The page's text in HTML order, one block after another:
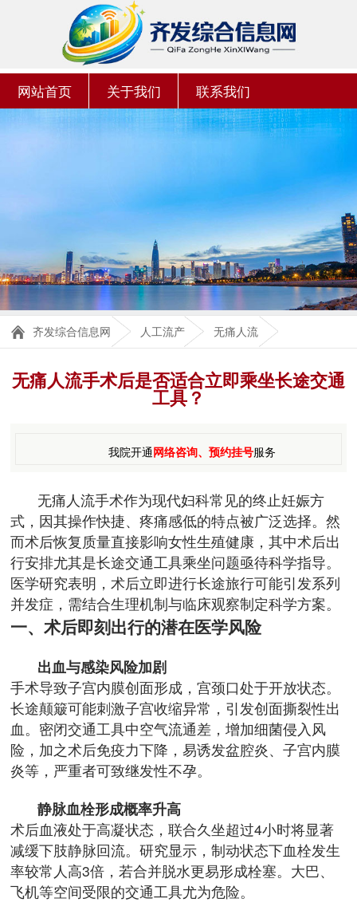
网站首页 关于我们 联系我们
齐发综合信息网 人工流产 无痛人流
无痛人流手术后是否适合立即乘坐长途交通
工具？
我院开通网络咨询、预约挂号服务
无痛人流手术作为现代妇科常见的终止妊娠方
式，因其操作快捷、疼痛感低的特点被广泛选择。然
而术后恢复质量直接影响女性生殖健康，其中术后出
行安排尤其是长途交通工具乘坐问题亟待科学指导。
医学研究表明，术后立即进行长途旅行可能引发系列
并发症，需结合生理机制与临床观察制定科学方案。
一、术后即刻出行的潜在医学风险
出血与感染风险加剧
手术导致子宫内膜创面形成，宫颈口处于开放状态。
长途颠簸可能刺激子宫收缩异常，引发创面撕裂性出
血。密闭交通工具中空气流通差，增加细菌侵入风
险，加之术后免疫力下降，易诱发盆腔炎、子宫内膜
炎等，严重者可致继发性不孕。
静脉血栓形成概率升高
术后血液处于高凝状态，联合久坐超过4小时将显著
减缓下肢静脉回流。研究显示，制动状态下血栓发生
率较常人高3倍，若合并脱水更易形成栓塞。大巴、
飞机等空间受限的交通工具尤为危险。